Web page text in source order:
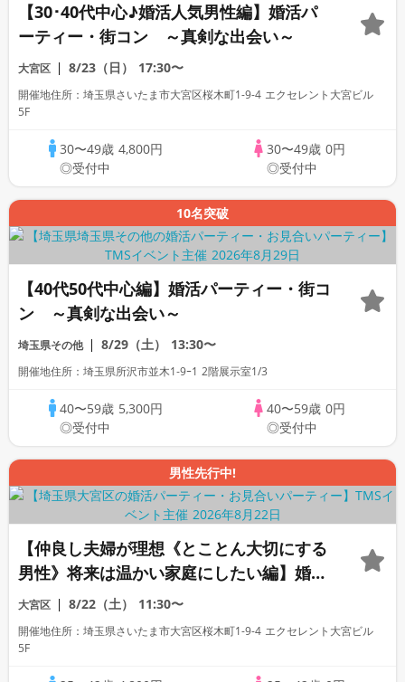
【30･40代中心♪婚活人気男性編】婚活パ
ーティー・街コン ～真剣な出会い～
大宮区 8/23（日） 17:30〜
開催地住所：埼玉県さいたま市大宮区桜木町1-9-4 エクセレント大宮ビル
5F
30〜49歳 4,800円
◎受付中
30〜49歳 0円
◎受付中
10名突破
【40代50代中心編】婚活パーティー・街コ
ン ～真剣な出会い～
埼玉県その他 8/29（土） 13:30〜
開催地住所：埼玉県所沢市並木1‐9ｰ1 2階展示室1/3
40〜59歳 5,300円
◎受付中
40〜59歳 0円
◎受付中
男性先行中!
【仲良し夫婦が理想《とことん大切にする
男性》将来は温かい家庭にしたい編】婚活
パーティー・街コン ～真剣な出会い～
大宮区 8/22（土） 11:30〜
開催地住所：埼玉県さいたま市大宮区桜木町1-9-4 エクセレント大宮ビル
5F